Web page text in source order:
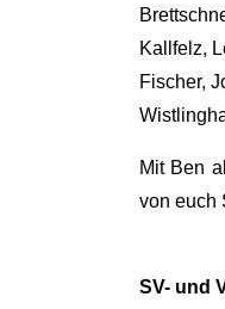
Kallfelz,
Fischer,
Mit Ben
von euch
SV- und